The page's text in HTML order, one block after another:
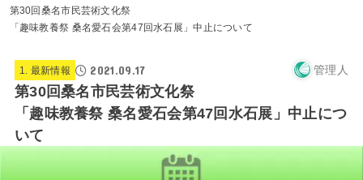
第30回桑名市民芸術文化祭
「趣味教養祭 桑名愛石会第47回水石展」中止について
1. 最新情報 2021.09.17 管理人
第30回桑名市民芸術文化祭
「趣味教養祭 桑名愛石会第47回水石展」中止につ
いて